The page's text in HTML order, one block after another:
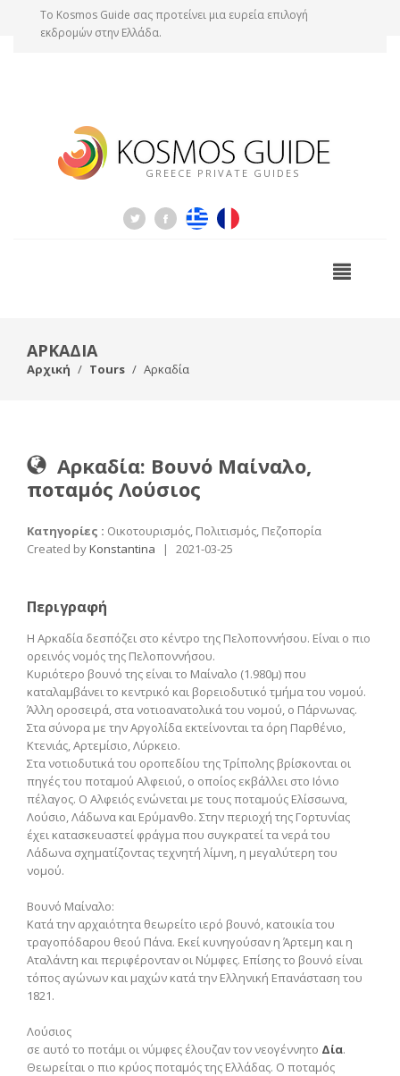
Tο Kosmos Guide σας προτείνει μια ευρεία επιλογή
εκδρομών στην Ελλάδα.
GREECE PRIVATE GUIDES
ΑΡΚΑΔΙΑ
Αρχική Tours Αρκαδία
Αρκαδία: Βουνό Μαίναλο,
ποταμός Λούσιος
Κατηγορίες : Οικοτουρισμός, Πολιτισμός, Πεζοπορία
Created byKonstantina | 2021-03-25
Περιγραφή
Η Αρκαδία δεσπόζει στο κέντρο της Πελοποννήσου. Είναι ο πιο
ορεινός νομός της Πελοποννήσου.
Κυριότερο βουνό της είναι το Μαίναλο (1.980μ) που
καταλαμβάνει το κεντρικό και βορειοδυτικό τμήμα του νομού.
Άλλη οροσειρά, στα νοτιοανατολικά του νομού, ο Πάρνωνας.
Στα σύνορα με την Αργολίδα εκτείνονται τα όρη Παρθένιο,
Κτενιάς, Αρτεμίσιο, Λύρκειο.
Στα νοτιοδυτικά του οροπεδίου της Τρίπολης βρίσκονται οι
πηγές του ποταμού Αλφειού, ο οποίος εκβάλλει στο Ιόνιο
πέλαγος. Ο Αλφειός ενώνεται με τους ποταμούς Ελίσσωνα,
Λούσιο, Λάδωνα και Ερύμανθο. Στην περιοχή της Γορτυνίας
έχει κατασκευαστεί φράγμα που συγκρατεί τα νερά του
Λάδωνα σχηματίζοντας τεχνητή λίμνη, η μεγαλύτερη του
νομού.
Βουνό Μαίναλο:
Κατά την αρχαιότητα θεωρείτο ιερό βουνό, κατοικία του
τραγοπόδαρου θεού Πάνα. Εκεί κυνηγούσαν η Άρτεμη και η
Αταλάντη και περιφέρονταν οι Νύμφες. Επίσης το βουνό είναι
τόπος αγώνων και μαχών κατά την Ελληνική Επανάσταση του
1821.
Λούσιος
σε αυτό το ποτάμι οι νύμφες έλουζαν τον νεογέννητο Δία.
Θεωρείται ο πιο κρύος ποταμός της Ελλάδας. Ο ποταμός